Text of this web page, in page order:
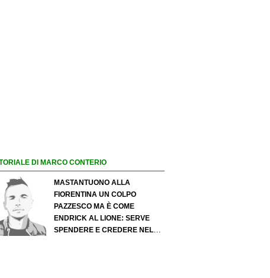
DI MARCO CONTERIO
MASTANTUONO ALLA
FIORENTINA UN COLPO
PAZZESCO MA È COME
ENDRICK AL LIONE: SERVE
SPENDERE E CREDERE NELLO